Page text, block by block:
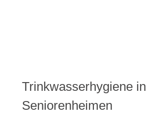
Trinkwasserhygiene in
Seniorenheimen